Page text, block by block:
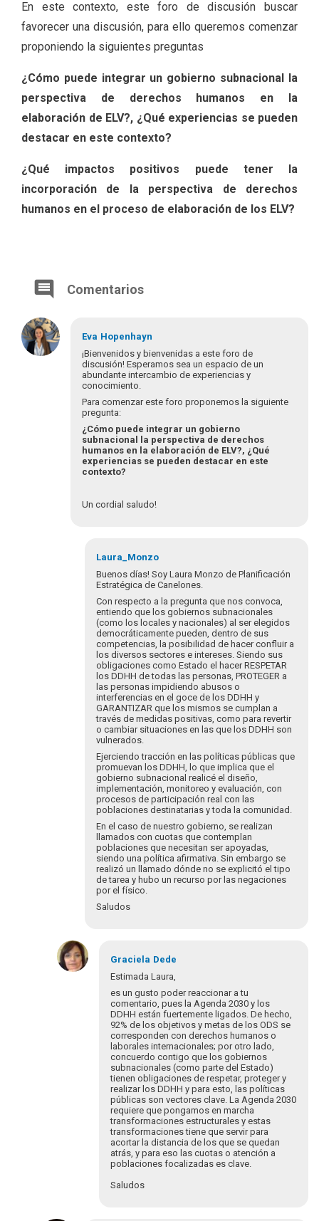
En este contexto, este foro de discusión buscar
favorecer una discusión, para ello queremos comenzar
proponiendo la siguientes preguntas
¿Cómo puede integrar un gobierno subnacional la
perspectiva de derechos humanos en la
elaboración de ELV?, ¿Qué experiencias se pueden
destacar en este contexto?
¿Qué impactos positivos puede tener la
incorporación de la perspectiva de derechos
humanos en el proceso de elaboración de los ELV?
Comentarios
Eva Hopenhayn
¡Bienvenidos y bienvenidas a este foro de
discusión! Esperamos sea un espacio de un
abundante intercambio de experiencias y
conocimiento.
Para comenzar este foro proponemos la siguiente
pregunta:
¿Cómo puede integrar un gobierno
subnacional la perspectiva de derechos
humanos en la elaboración de ELV?, ¿Qué
experiencias se pueden destacar en este
contexto?
Un cordial saludo!
Laura_Monzo
Buenos días! Soy Laura Monzo de Planificación
Estratégica de Canelones.
Con respecto a la pregunta que nos convoca,
entiendo que los gobiernos subnacionales
(como los locales y nacionales) al ser elegidos
democráticamente pueden, dentro de sus
competencias, la posibilidad de hacer confluir a
los diversos sectores e intereses. Siendo sus
obligaciones como Estado el hacer RESPETAR
los DDHH de todas las personas, PROTEGER a
las personas impidiendo abusos o
interferencias en el goce de los DDHH y
GARANTIZAR que los mismos se cumplan a
través de medidas positivas, como para revertir
o cambiar situaciones en las que los DDHH son
vulnerados.
Ejerciendo tracción en las políticas públicas que
promuevan los DDHH, lo que implica que el
gobierno subnacional realicé el diseño,
implementación, monitoreo y evaluación, con
procesos de participación real con las
poblaciones destinatarias y toda la comunidad.
En el caso de nuestro gobierno, se realizan
llamados con cuotas que contemplan
poblaciones que necesitan ser apoyadas,
siendo una política afirmativa. Sin embargo se
realizó un llamado dónde no se explicitó el tipo
de tarea y hubo un recurso por las negaciones
por el físico.
Saludos
respuesta
Graciela Dede
Estimada Laura,
es un gusto poder reaccionar a tu
comentario, pues la Agenda 2030 y los
DDHH están fuertemente ligados. De hecho,
92% de los objetivos y metas de los ODS se
corresponden con derechos humanos o
laborales internacionales; por otro lado,
concuerdo contigo que los gobiernos
subnacionales (como parte del Estado)
tienen obligaciones de respetar, proteger y
realizar los DDHH y para esto, las políticas
públicas son vectores clave. La Agenda 2030
requiere que pongamos en marcha
transformaciones estructurales y estas
transformaciones tiene que servir para
acortar la distancia de los que se quedan
atrás, y para eso las cuotas o atención a
poblaciones focalizadas es clave.
Saludos